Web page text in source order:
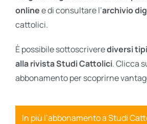
Ares Gift Card
onlinee di consultare l’archivio
cattolici.
È possibile sottoscriverediversi
alla rivista Studi Cattolici. Clicca
abbonamento per scoprirne
In più l’abbonamento a Studi